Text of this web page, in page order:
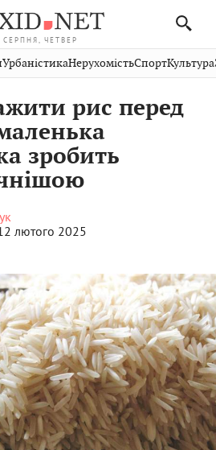
СЕРПНЯ, ЧЕТВЕР
Публікації
Авто СловкоКультура
Кіно Дім СпортКраєзнавство
ФотоОсвіта
УрбаністикаНерухомістьСпортКультура
рис перед
зробить
лютого 2025